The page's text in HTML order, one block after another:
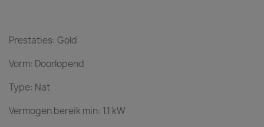
Prestaties: Gold
Vorm: Doorlopend
Type: Nat
Vermogen bereik min: 1.1 kW